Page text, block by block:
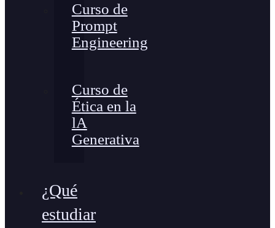
Curso de
Prompt
Engineering
Curso de
Ética en la
lA
Generativa
¿Qué
estudiar